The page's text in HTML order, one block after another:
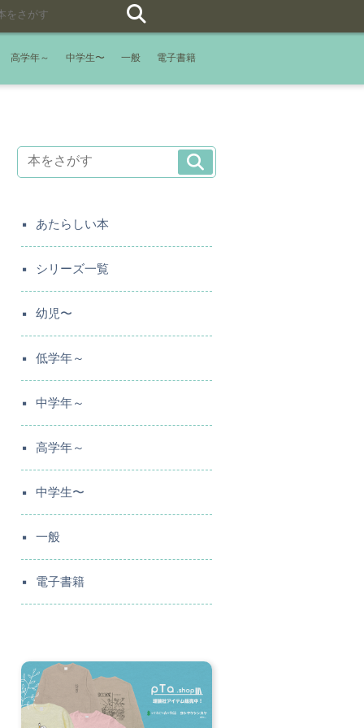
高学年～ 中学生〜 一般 電子書籍
あたらしい本
シリーズ一覧
幼児〜
低学年～
中学年～
高学年～
中学生〜
一般
電子書籍